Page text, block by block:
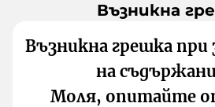
Възникна
Възникна грешка
на
Моля, опитайте